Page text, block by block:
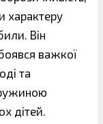
характеру
Він
важкої
та
дітей.